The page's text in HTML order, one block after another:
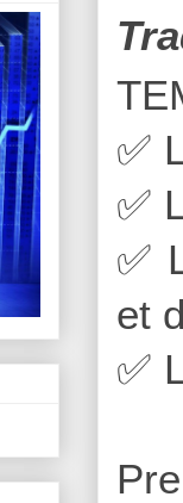
✅
✅
✅
et
✅